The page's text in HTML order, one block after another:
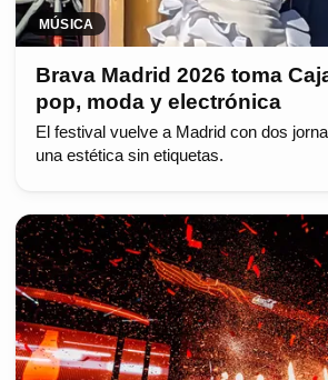
MÚSICA
Brava Madrid 2026 toma
pop, moda y electrónica
El festival vuelve a Madrid con dos
una estética sin etiquetas.